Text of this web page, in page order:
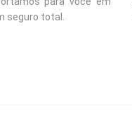
seguro total.